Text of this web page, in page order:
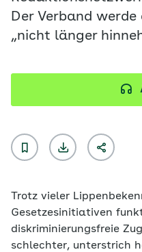
Der Verband
„nicht länger
Trotz vieler
Gesetzesinitiativen
diskriminierungsfreie
schlechter, unterstrich